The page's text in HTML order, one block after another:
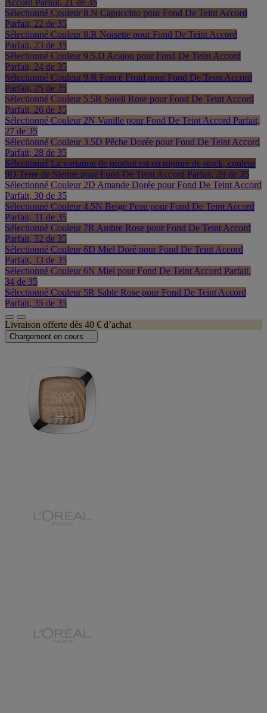
Accord Parfait, 21 de 35
Sélectionné Couleur 8.N Capuccino pour Fond De Teint Accord
Parfait, 22 de 35
Sélectionné Couleur 8.R Noisette pour Fond De Teint Accord
Parfait, 23 de 35
Sélectionné Couleur 9.5.D Acajou pour Fond De Teint Accord
Parfait, 24 de 35
Sélectionné Couleur 9.R Foncé Froid pour Fond De Teint Accord
Parfait, 25 de 35
Sélectionné Couleur 5.5R Soleil Rose pour Fond De Teint Accord
Parfait, 26 de 35
Sélectionné Couleur 2N Vanille pour Fond De Teint Accord Parfait,
27 de 35
Sélectionné Couleur 3.5D Pêche Dorée pour Fond De Teint Accord
Parfait, 28 de 35
Sélectionné La variation de produit est en rupture de stock, couleur
9D Terre de Sienne pour Fond De Teint Accord Parfait, 29 de 35
Sélectionné Couleur 2D Amande Dorée pour Fond De Teint Accord
Parfait, 30 de 35
Sélectionné Couleur 4.5N Beige Peau pour Fond De Teint Accord
Parfait, 31 de 35
Sélectionné Couleur 7R Ambre Rose pour Fond De Teint Accord
Parfait, 32 de 35
Sélectionné Couleur 6D Miel Doré pour Fond De Teint Accord
Parfait, 33 de 35
Sélectionné Couleur 6N Miel pour Fond De Teint Accord Parfait,
34 de 35
Sélectionné Couleur 5R Sable Rose pour Fond De Teint Accord
Parfait, 35 de 35
Livraison offerte dès 40 € d’achat
Chargement en cours ...